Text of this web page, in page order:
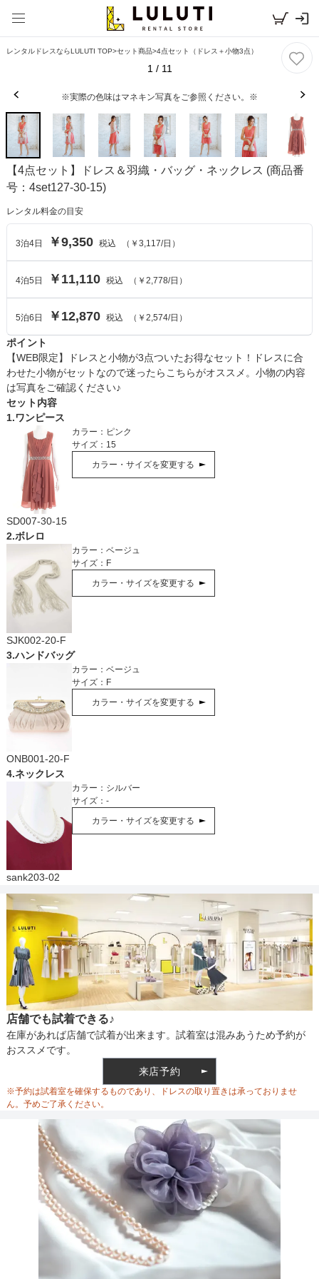
レンタルドレスならLULUTI TOP>セット商品>4点セット（ドレス＋小物3点）
1 / 11
※実際の色味はマネキン写真をご参照ください。※
【4点セット】ドレス＆羽織・バッグ・ネックレス (商品番
号：4set127-30-15)
レンタル料金の目安
3泊4日 ￥9,350 税込 （ ￥3,117/日）
4泊5 日 ￥11,110 税込 （ ￥2,778/日）
5泊6 日 ￥12,870 税込 （ ￥2,574/日）
ポイント
【WEB限定】ドレスと小物が3点ついたお得なセット！ドレスに合
わせた小物がセットなので迷ったらこちらがオススメ。小物の内容
は写真をご確認ください♪
セット内容
1.ワンピース
カラー： ピンク
サイズ： 15
カラー・サイズを変更する
SD007-30-15
2.ボレロ
カラー： ベージュ
サイズ： F
カラー・サイズを変更する
SJK002-20-F
3.ハンドバッグ
カラー： ベージュ
サイズ： F
カラー・サイズを変更する
ONB001-20-F
4.ネックレス
カラー： シルバー
サイズ： -
カラー・サイズを変更する
sank203-02
店舗でも試着できる♪
在庫があれば店舗で試着が出来ます。試着室は混みあうため予約が
おススメです。
来店予約
※予約は試着室を確保するものであり、ドレスの取り置きは承っておりませ
ん。予めご了承ください。